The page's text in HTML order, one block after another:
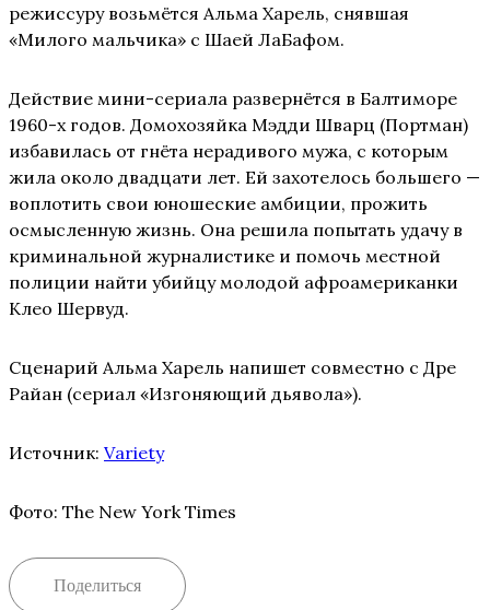
режиссуру возьмётся Альма Харель, снявшая
«Милого мальчика» с Шаей ЛаБафом.
Действие мини-сериала развернётся в Балтиморе
1960-х годов. Домохозяйка Мэдди Шварц (Портман)
избавилась от гнёта нерадивого мужа, с которым
жила около двадцати лет. Ей захотелось большего —
воплотить свои юношеские амбиции, прожить
осмысленную жизнь. Она решила попытать удачу в
криминальной журналистике и помочь местной
полиции найти убийцу молодой афроамериканки
Клео Шервуд.
Сценарий Альма Харель напишет совместно с Дре
Райан (сериал «Изгоняющий дьявола»).
Источник: Variety
Фото: The New York Times
Поделиться